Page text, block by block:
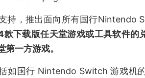
持，推出面向所有国行Nintendo
款下载版任天堂游戏或工具软件的
第一方游戏。
如国行 Nintendo Switch 游戏机